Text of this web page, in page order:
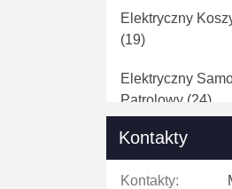
Elektryczny
(19)
Elektryczny
Patrolowy (24)
Samochód
Wózek Golfowy
Kontakty
Kontakty: